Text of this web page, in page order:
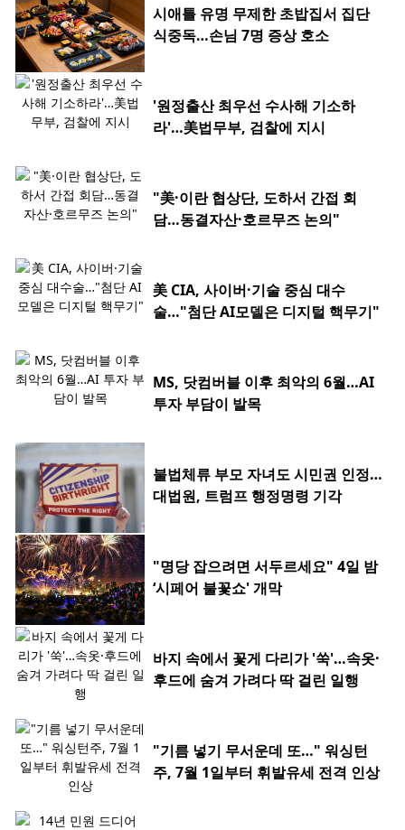
시애틀 유명 무제한 초밥집서 집단
식중독…손님 7명 증상 호소
'원정출산 최우선 수사해 기소하
라'…美법무부, 검찰에 지시
"美·이란 협상단, 도하서 간접 회
담…동결자산·호르무즈 논의"
美 CIA, 사이버·기술 중심 대수
술…"첨단 AI모델은 디지털 핵무기"
MS, 닷컴버블 이후 최악의 6월…AI
투자 부담이 발목
불법체류 부모 자녀도 시민권 인정…
대법원, 트럼프 행정명령 기각
"명당 잡으려면 서두르세요" 4일 밤
‘시페어 불꽃쇼' 개막
바지 속에서 꽃게 다리가 '쑥'…속옷·
후드에 숨겨 가려다 딱 걸린 일행
"기름 넣기 무서운데 또…" 워싱턴
주, 7월 1일부터 휘발유세 전격 인상